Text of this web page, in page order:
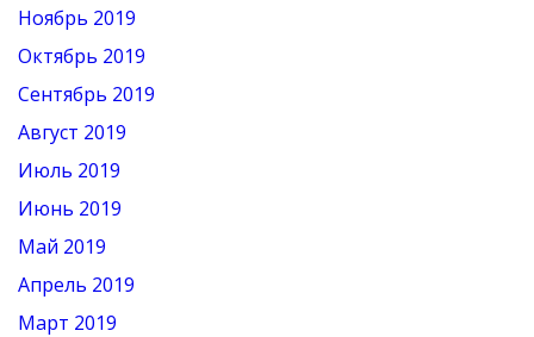
Ноябрь 2019
Октябрь 2019
Сентябрь 2019
Август 2019
Июль 2019
Июнь 2019
Май 2019
Апрель 2019
Март 2019